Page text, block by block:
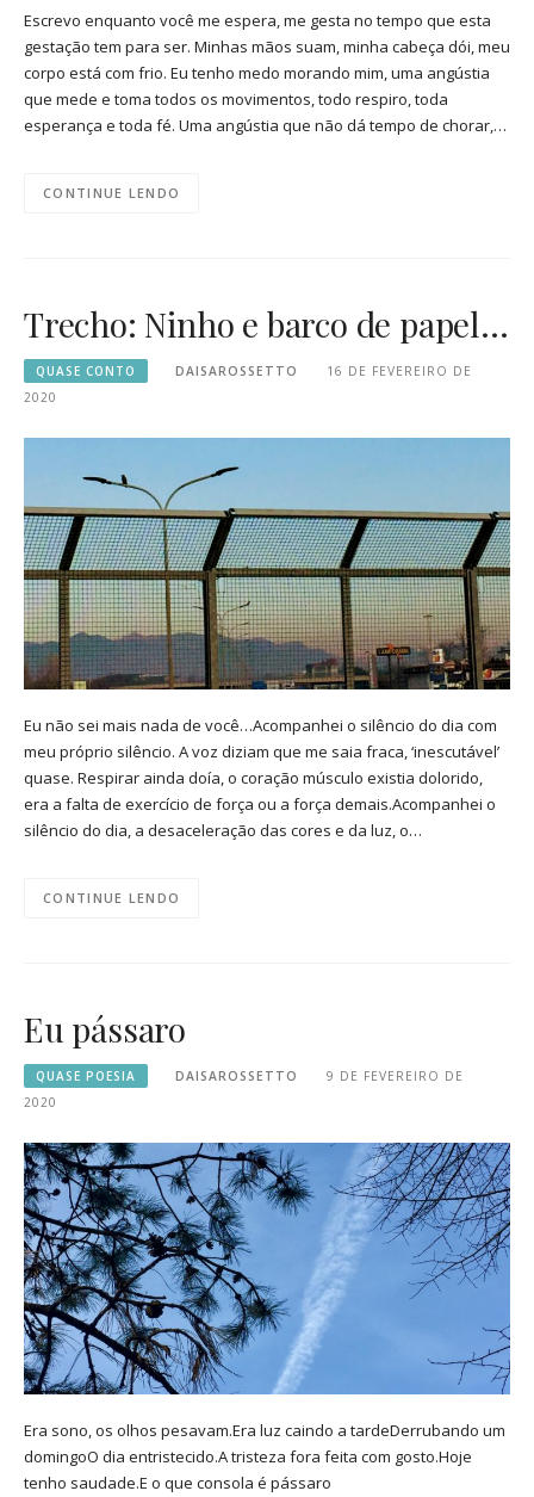
Escrevo enquanto você me espera, me gesta no tempo que esta
gestação tem para ser. Minhas mãos suam, minha cabeça dói, meu
corpo está com frio. Eu tenho medo morando mim, uma angústia
que mede e toma todos os movimentos, todo respiro, toda
esperança e toda fé. Uma angústia que não dá tempo de chorar,…
CONTINUE LENDO
Trecho: Ninho e barco de papel…
QUASE CONTO DAISAROSSETTO
16 DE FEVEREIRO DE
2020
Eu não sei mais nada de você…Acompanhei o silêncio do dia com
meu próprio silêncio. A voz diziam que me saia fraca, ‘inescutável’
quase. Respirar ainda doía, o coração músculo existia dolorido,
era a falta de exercício de força ou a força demais.Acompanhei o
silêncio do dia, a desaceleração das cores e da luz, o…
CONTINUE LENDO
Eu pássaro
QUASE POESIA DAISAROSSETTO
9 DE FEVEREIRO DE
2020
Era sono, os olhos pesavam.Era luz caindo a tardeDerrubando um
domingoO dia entristecido.A tristeza fora feita com gosto.Hoje
tenho saudade.E o que consola é pássaro